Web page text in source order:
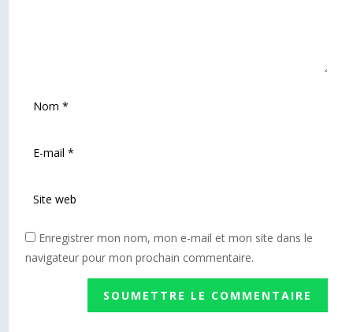
Enregistrer mon nom, mon e-mail et mon site dans le
navigateur pour mon prochain commentaire.
SOUMETTRE LE COMMENTAIRE